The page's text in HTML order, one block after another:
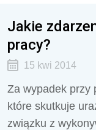
Jakie
pracy?
15 kwi 2014
Za wypadek przy
które skutkuje
związku z